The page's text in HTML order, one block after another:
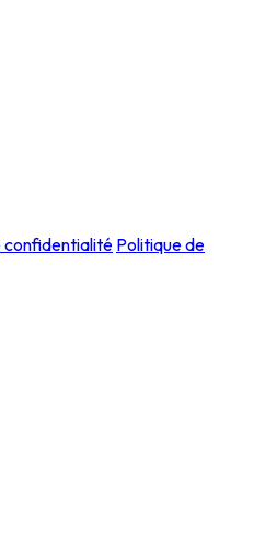
confidentialité Politique de